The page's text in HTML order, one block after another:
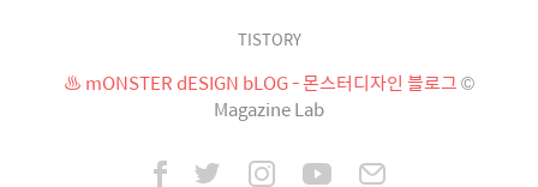
TISTORY
♨ mONSTER dESIGN bLOG - 몬스터디자인 블로그©
Magazine Lab